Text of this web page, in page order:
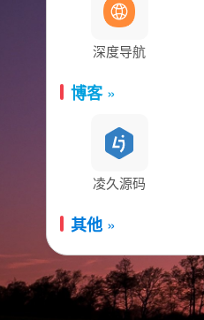
深度导航
博客»
凌久源码
其他 »